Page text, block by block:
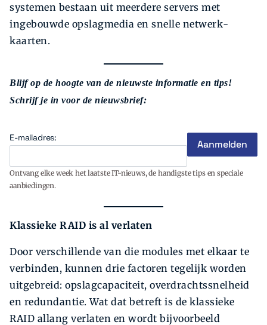
systemen bestaan uit meerdere servers met
ingebouwde opslagmedia en snelle netwerk­
kaarten.
Blijf op de hoogte van de nieuwste informatie en tips!
Schrijf je in voor de nieuwsbrief:
E-mailadres:
Ontvang elke week het laatste IT-nieuws, de handigste tips en speciale
aanbiedingen.
Klassieke RAID is al verlaten
Door verschillende van die modules met elkaar te
verbinden, kunnen drie factoren tegelijk worden
uitgebreid: opslagcapaciteit, overdrachtssnelheid
en redundantie. Wat dat betreft is de klassieke
RAID allang ver­laten en wordt bijvoorbeeld